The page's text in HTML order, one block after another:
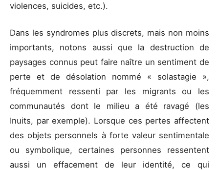
violences, suicides, etc.).
Dans les syndromes plus discrets, mais non moins
importants, notons aussi que la destruction de
paysages connus peut faire naître un sentiment de
perte et de désolation nommé « solastagie »,
fréquemment ressenti par les migrants ou les
communautés dont le milieu a été ravagé (les
Inuits, par exemple). Lorsque ces pertes affectent
des objets personnels à forte valeur sentimentale
ou symbolique, certaines personnes ressentent
aussi un effacement de leur identité, ce qui